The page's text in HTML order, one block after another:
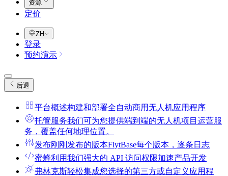
资源
定价
ZH
登录
预约演示
后退
平台概述构建和部署全自动商用无人机应用程序
托管服务我们可为您提供端到端的无人机项目运营服
务，覆盖任何地理位置。
发布刚刚发布的版本FlytBase每个版本，逐条日志
蜜蜂利用我们强大的 API 访问权限加速产品开发
弗林克斯轻松集成您选择的第三方或自定义应用程